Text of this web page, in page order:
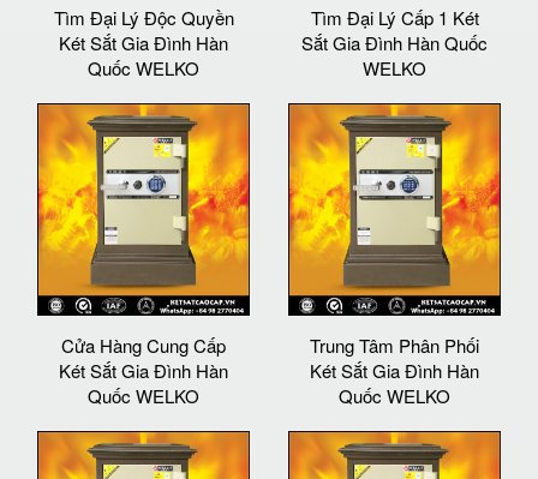
Tìm Đại Lý Độc Quyền
Két Sắt Gia Đình Hàn
Quốc WELKO
Tìm Đại Lý Cấp 1 Két
Sắt Gia Đình Hàn Quốc
WELKO
Cửa Hàng Cung Cấp
Két Sắt Gia Đình Hàn
Quốc WELKO
Trung Tâm Phân Phối
Két Sắt Gia Đình Hàn
Quốc WELKO